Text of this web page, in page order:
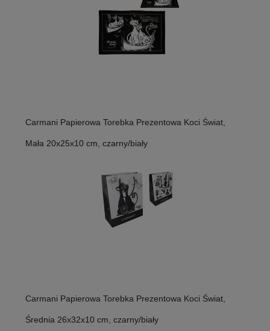
Carmani Papierowa Torebka Prezentowa Koci Świat,
Mała 20x25x10 cm, czarny/biały
Carmani Papierowa Torebka Prezentowa Koci Świat,
Średnia 26x32x10 cm, czarny/biały